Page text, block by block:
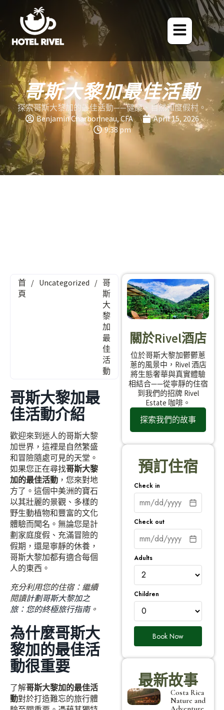
哥斯大黎加最佳活動
探索哥斯大黎加的最佳活動——健康、自然和度假村。
Benjamin Charbonneau, CFA
April 15, 2026
9:38 pm
首
頁
/ Uncategorized / 哥
斯
大
黎
加
最
佳
活
動
哥斯大黎加最
佳活動介紹
歡迎來到迷人的哥斯大黎
加世界，這裡是自然繁盛
和冒險隨處可見的天堂。
如果您正在尋找哥斯大黎
加的最佳活動 ，您來對地
方了。這個中美洲的寶石
以其壯麗的景觀、多樣的
野生動植物和豐富的文化
體驗而聞名。無論您是計
劃家庭度假、充滿冒險的
假期，還是寧靜的休養，
哥斯大黎加都有適合每個
人的東西。
充分利用您的住宿：繼續
閱讀計劃哥斯大黎加之
旅：您的終極旅行指南。
為什麼哥斯大
黎加的最佳活
動很重要
了解哥斯大黎加的最佳活
動對於打造難忘的旅行體
關於Rivel酒店
位於哥斯大黎加鬱鬱蔥
蔥的風景中，Rivel 酒店
將生態奢華與真實體驗
相結合——從寧靜的住宿
到我們的招牌 Rivel
Estate 咖啡。
探索我們的故事
預訂住宿
Check in
Check out
Adults
Children
Book Now
最新故事
Costa Rica
Nature and